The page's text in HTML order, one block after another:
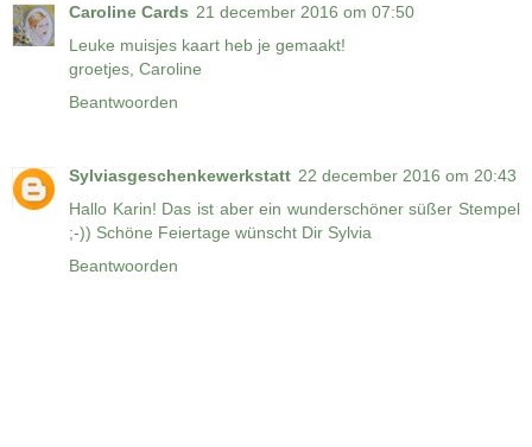
Caroline Cards 21 december 2016 om 07:50
Leuke muisjes kaart heb je gemaakt!
groetjes, Caroline
Beantwoorden
Sylviasgeschenkewerkstatt 22 december 2016 om 20:43
Hallo Karin! Das ist aber ein wunderschöner süßer Stempel
;-)) Schöne Feiertage wünscht Dir Sylvia
Beantwoorden